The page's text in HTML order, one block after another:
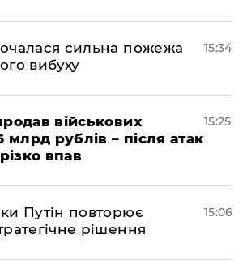
сильна пожежа
вибуху
15:34
військових
млрд рублів – після атак
впав
15:25
Путін повторює
рішення
15:06